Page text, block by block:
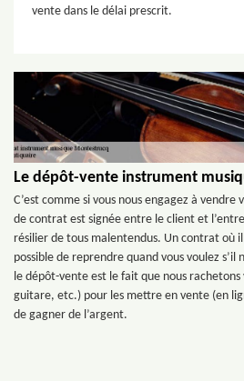
vente dans le délai prescrit.
Le dépôt-vente instrument
C’est comme si vous nous engagez à
de contrat est signée entre le client et
résilier de tous malentendus. Un contrat où il
possible de reprendre quand vous voulez s’il
le dépôt-vente est le fait que nous
guitare, etc.) pour les mettre en vente (en
de gagner de l’argent.